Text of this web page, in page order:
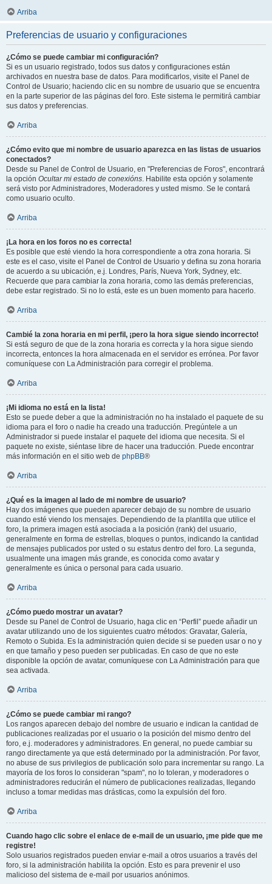
Arriba
Preferencias de usuario y configuraciones
¿Cómo se puede cambiar mi configuración?
Si es un usuario registrado, todos sus datos y configuraciones están
archivados en nuestra base de datos. Para modificarlos, visite el Panel de
Control de Usuario; haciendo clic en su nombre de usuario que se encuentra
en la parte superior de las páginas del foro. Este sistema le permitirá cambiar
sus datos y preferencias.
Arriba
¿Cómo evito que mi nombre de usuario aparezca en las listas de usuarios
conectados?
Desde su Panel de Control de Usuario, en "Preferencias de Foros", encontrará
la opción Ocultar mi estado de conexións. Habilite esta opción y solamente
será visto por Administradores, Moderadores y usted mismo. Se le contará
como usuario oculto.
Arriba
¡La hora en los foros no es correcta!
Es posible que esté viendo la hora correspondiente a otra zona horaria. Si
este es el caso, visite el Panel de Control de Usuario y defina su zona horaria
de acuerdo a su ubicación, e.j. Londres, París, Nueva York, Sydney, etc.
Recuerde que para cambiar la zona horaria, como las demás preferencias,
debe estar registrado. Si no lo está, este es un buen momento para hacerlo.
Arriba
Cambié la zona horaria en mi perfil, ¡pero la hora sigue siendo incorrecto!
Si está seguro de que de la zona horaria es correcta y la hora sigue siendo
incorrecta, entonces la hora almacenada en el servidor es errónea. Por favor
comuníquese con La Administración para corregir el problema.
Arriba
¡Mi idioma no está en la lista!
Esto se puede deber a que la administración no ha instalado el paquete de su
idioma para el foro o nadie ha creado una traducción. Pregúntele a un
Administrador si puede instalar el paquete del idioma que necesita. Si el
paquete no existe, siéntase libre de hacer una traducción. Puede encontrar
más información en el sitio web de phpBB®
Arriba
¿Qué es la imagen al lado de mi nombre de usuario?
Hay dos imágenes que pueden aparecer debajo de su nombre de usuario
cuando esté viendo los mensajes. Dependiendo de la plantilla que utilice el
foro, la primera imagen está asociada a la posición (rank) del usuario,
generalmente en forma de estrellas, bloques o puntos, indicando la cantidad
de mensajes publicados por usted o su estatus dentro del foro. La segunda,
usualmente una imagen más grande, es conocida como avatar y
generalmente es única o personal para cada usuario.
Arriba
¿Cómo puedo mostrar un avatar?
Desde su Panel de Control de Usuario, haga clic en “Perfil” puede añadir un
avatar utilizando uno de los siguientes cuatro métodos: Gravatar, Galería,
Remoto o Subida. Es la administración quien decide si se pueden usar o no y
en que tamaño y peso pueden ser publicadas. En caso de que no este
disponible la opción de avatar, comuníquese con La Administración para que
sea activada.
Arriba
¿Cómo se puede cambiar mi rango?
Los rangos aparecen debajo del nombre de usuario e indican la cantidad de
publicaciones realizadas por el usuario o la posición del mismo dentro del
foro, e.j. moderadores y administradores. En general, no puede cambiar su
rango directamente ya que está determinado por la administración. Por favor,
no abuse de sus privilegios de publicación solo para incrementar su rango. La
mayoría de los foros lo consideran "spam", no lo toleran, y moderadores o
administradores reducirán el número de publicaciones realizadas, llegando
incluso a tomar medidas mas drásticas, como la expulsión del foro.
Arriba
Cuando hago clic sobre el enlace de e-mail de un usuario, ¡me pide que me
registre!
Solo usuarios registrados pueden enviar e-mail a otros usuarios a través del
foro, si la administración habilita la opción. Esto es para prevenir el uso
malicioso del sistema de e-mail por usuarios anónimos.